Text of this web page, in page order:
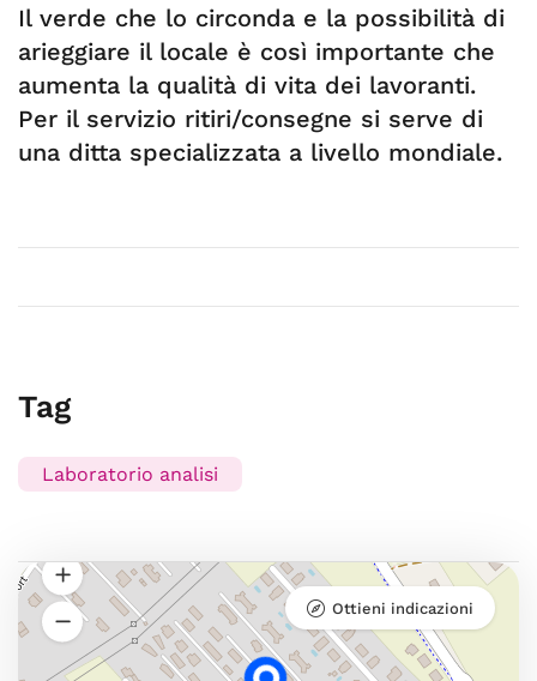
Il verde che lo circonda e la possibilità di
arieggiare il locale è così importante che
aumenta la qualità di vita dei lavoranti.
Per il servizio ritiri/consegne si serve di
una ditta specializzata a livello mondiale.
Tag
Laboratorio analisi
Ottieni indicazioni